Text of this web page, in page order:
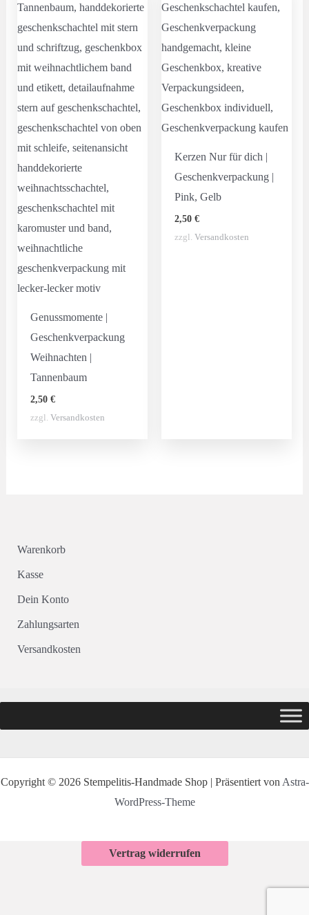
Genussmomente |
Geschenkverpackung
Weihnachten |
Tannenbaum
2,50 €
zzgl. Versandkosten
Kerzen Nur für dich |
Geschenkverpackung |
Pink, Gelb
2,50€
zzgl.Versandkosten
Warenkorb
Kasse
Dein Konto
Zahlungsarten
Versandkosten
Copyright © 2026 Stempelitis-Handmade Shop | Präsentiert von Astra-
WordPress-Theme
Vertrag widerrufen